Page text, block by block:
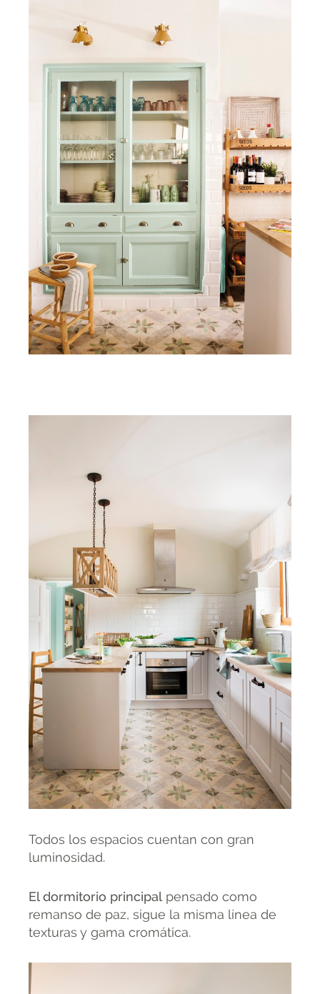
Todos los espacios cuentan con gran
luminosidad.
El dormitorio principal pensado como
remanso de paz, sigue la misma línea de
texturas y gama cromática.